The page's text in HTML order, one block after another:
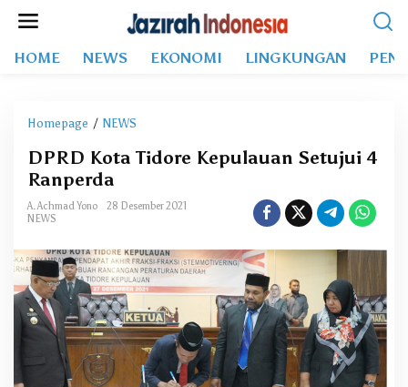
HOME NEWS EKONOMI LINGKUNGAN
Homepage / NEWS
a
T
i
d
o
r
K
DPRD Kota Tidore Kepulauan Setujui 4
Ranperda
A. Achmad Yono
28 Desember 2021
NEWS